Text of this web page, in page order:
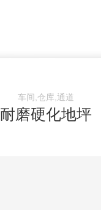
车间,仓库,通道
耐磨硬化地坪